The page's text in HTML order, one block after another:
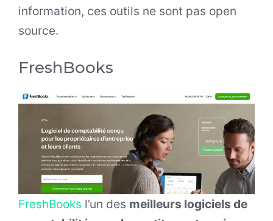
information, ces outils ne sont pas open
source.
FreshBooks
FreshBooks l’un des meilleurs logiciels de